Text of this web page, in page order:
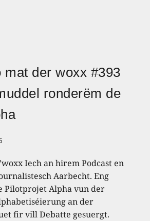
mat der woxx #393
ronderëm de
Iech an hirem Podcast en
Aarbecht. Eng
Pilotprojet Alpha vun der
an der
fir vill Debatte gesuergt.